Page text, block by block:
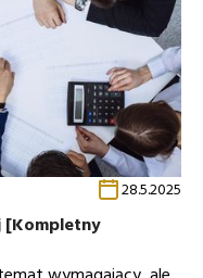
28.5.2025
[Kompletny